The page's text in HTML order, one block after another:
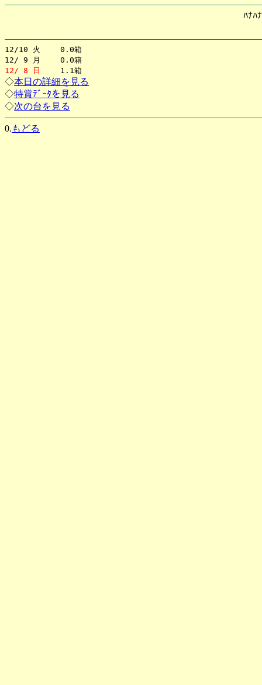
ﾊﾅﾊ
12/10 火 0.0箱
12/ 9 月 0.0箱
12/ 8 日
1.1箱
◇本日の詳細を見る
◇特賞ﾃﾞｰﾀを見る
◇次の台を見る
0. もどる